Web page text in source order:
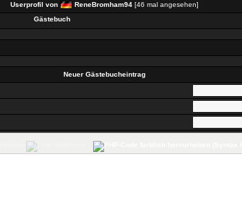
Userprofil von ReneBromham94[46 mal angesehen]
Gästebuch
Neuer Gästebucheintrag